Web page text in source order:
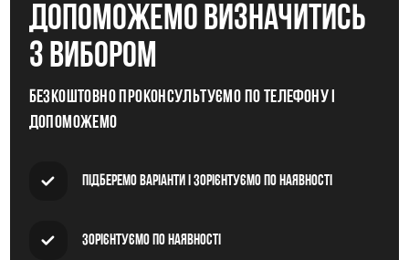
допоможемо визначитись
з вибором
Безкоштовно проконсультуємо по телефону і
допоможемо
Підберемо варіанти і зорієнтуємо по наявності
Зорієнтуємо по наявності